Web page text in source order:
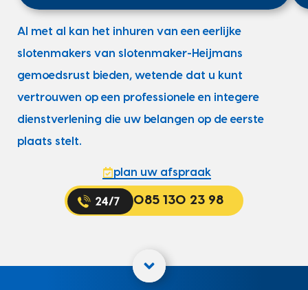
Al met al kan het inhuren van een eerlijke
slotenmakers van slotenmaker-Heijmans
gemoedsrust bieden, wetende dat u kunt
vertrouwen op een professionele en integere
dienstverlening die uw belangen op de eerste
plaats stelt.
plan uw afspraak
085 130 23 98